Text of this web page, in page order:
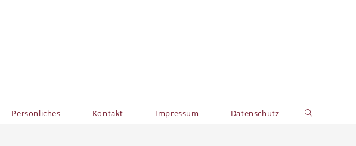
Persönliches Kontakt Impressum Datenschutz